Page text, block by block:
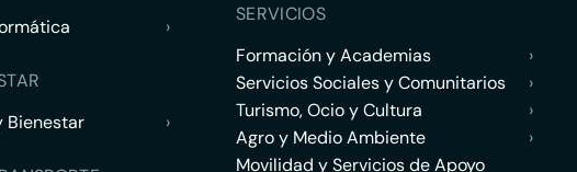
›
Bienestar
›
SERVICIOS
Formación y Academias
›
Servicios Sociales y Comunitarios
›
Turismo, Ocio y Cultura
›
Agro y Medio Ambiente
›
Movilidad y Servicios de Apoyo